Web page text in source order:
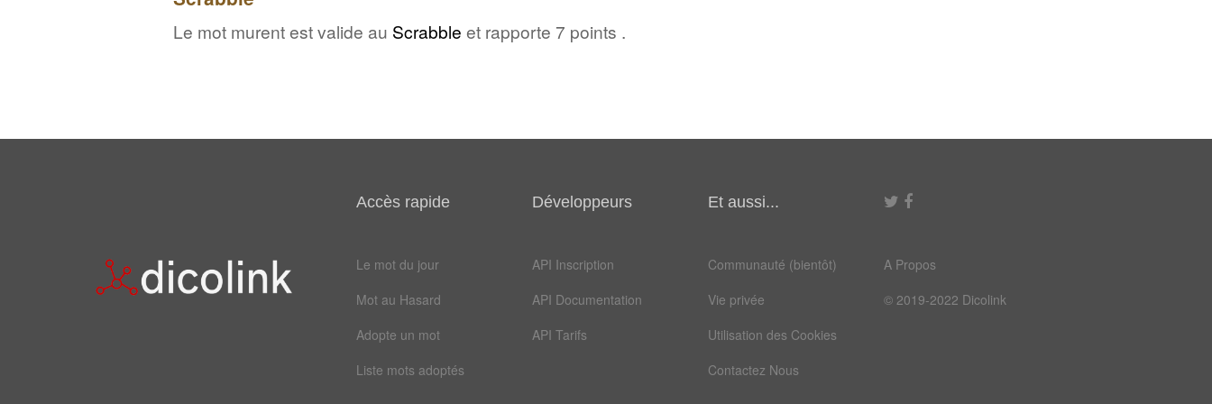
Le mot murent est valide au Scrabble et rapporte 7 points .
Accès rapide
Le mot du jour
Mot au Hasard
Adopte un mot
Liste mots adoptés
Développeurs
API Inscription
API Documentation
API Tarifs
Et aussi...
Communauté (bientôt)
Vie privée
Utilisation des Cookies
Contactez Nous
A Propos
© 2019-2022 Dicolink